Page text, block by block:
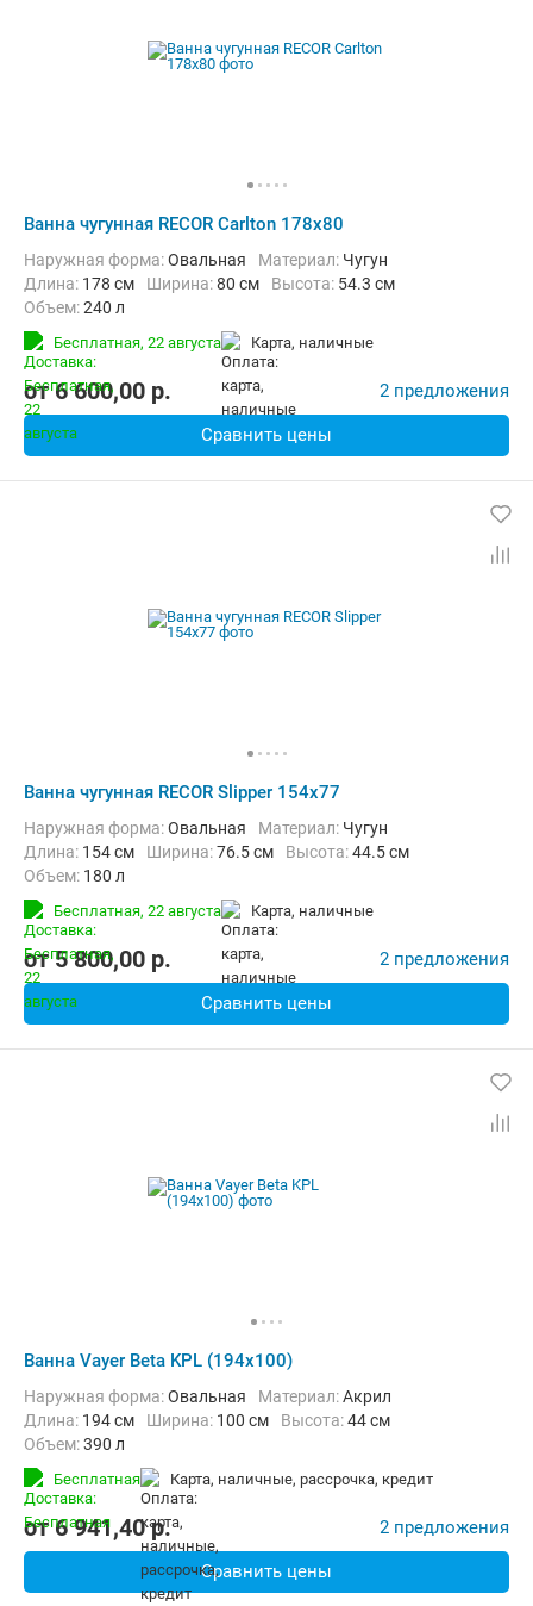
Ванна чугунная RECOR Carlton 178x80
Наружная форма:Овальная Материал: Чугун
Длина: 178 см Ширина:80 см Высота: 54.3 см
Объем:240 л
Бесплатная, 22 августа карта, наличные
от6 600,00 p. 2 предложения
Сравнить цены
Ванна чугунная RECOR Slipper 154x77
Наружная форма:Овальная Материал: Чугун
Длина: 154 см Ширина:76.5 см Высота:44.5 см
Объем: 180 л
Бесплатная, 22 августа карта, наличные
от5 800,00 p. 2 предложения
Сравнить цены
Ванна Vayer Beta KPL (194x100)
Наружная форма:Овальная Материал:Акрил
Длина: 194 см Ширина: 100 см Высота:44 см
Объем:390 л
Бесплатная карта, наличные, рассрочка, кредит
от6 941,40p. 2 предложения
Сравнить цены